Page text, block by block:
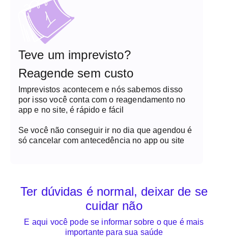
Teve um imprevisto?
Reagende sem custo
Imprevistos acontecem e nós sabemos disso
por isso você conta com o reagendamento no
app e no site, é rápido e fácil
Se você não conseguir ir no dia que agendou é
só cancelar com antecedência no app ou site
Ter dúvidas é normal, deixar de se
cuidar não
E aqui você pode se informar sobre o que é mais
importante para sua saúde